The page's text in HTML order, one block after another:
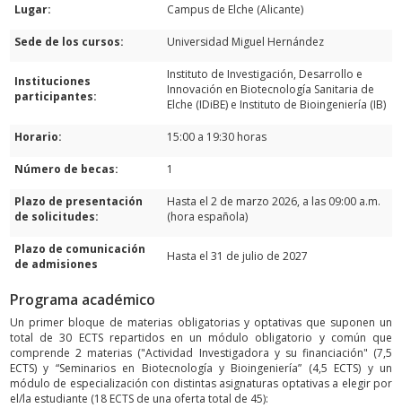
Lugar: Campus de Elche (Alicante)
Sede de los cursos: Universidad Miguel Hernández
Instituciones
participantes:
Instituto de Investigación, Desarrollo e
Innovación en Biotecnología Sanitaria de
Elche (IDiBE) e Instituto de Bioingeniería (IB)
Horario: 15:00 a 19:30 horas
Número de becas: 1
Plazo de presentación
de solicitudes:
Hasta el 2 de marzo 2026, a las 09:00 a.m.
(hora española)
Plazo de comunicación
de admisiones
Hasta el 31 de julio de 2027
Programa académico
Un primer bloque de materias obligatorias y optativas que suponen un
total de 30 ECTS repartidos en un módulo obligatorio y común que
comprende 2 materias ("Actividad Investigadora y su financiación" (7,5
ECTS) y “Seminarios en Biotecnología y Bioingeniería” (4,5 ECTS) y un
módulo de especialización con distintas asignaturas optativas a elegir por
el/la estudiante (18 ECTS de una oferta total de 45):